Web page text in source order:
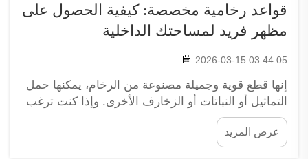
قواعد رخامية مخصصة: كيفية الحصول على
مظهر فريد لمساحتك الداخلية
2026-03-15 03:44:05
إنها قطع قوية وجميلة مصنوعة من الرخام، يمكنها حمل
التماثيل أو النباتات أو الزخارف الأخرى. وإذا كنت ترغب
في إضافة لمسة أنيقة إلى غرفتك، فإن القواعد الرخامية
المقدمة: اختيار القاعدة الرخامية المخصصة المناسبة...
عرض المزيد